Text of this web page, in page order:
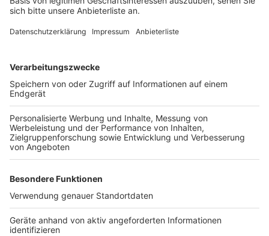
für die städtische Einrichtung. Hier geht ein neues,
inklusives Konzept an den Start, bei dem Werte wie
Vielfalt und Partizipation der Kinder im Mittelpunkt
Anzeige
Weitere Themen von Rhein und Erft
Anzeige
Überwältigende Spendenbereitschaft in Frechen
Wurfmaterial-Restposten
Neue Tartanbahn für Bergheimer Lukas-Podolski-
Sportpark